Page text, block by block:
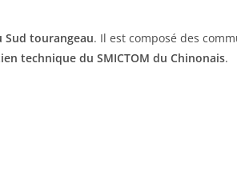
tourangeau. Il est composé des
technique du SMICTOM du Chinonais.